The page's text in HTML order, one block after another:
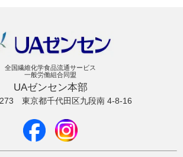
全国繊維化学食品流通サービス
一般労働組合同盟
UAゼンセン本部
東京都千代田区九段南 4-8-16